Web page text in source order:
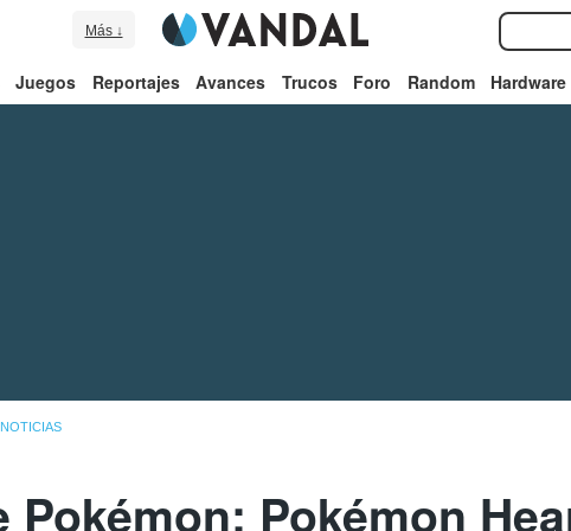
Más ↓
Juegos Reportajes Avances Trucos Foro Random Hardware
NOTICIAS
Pokémon: Pokémon